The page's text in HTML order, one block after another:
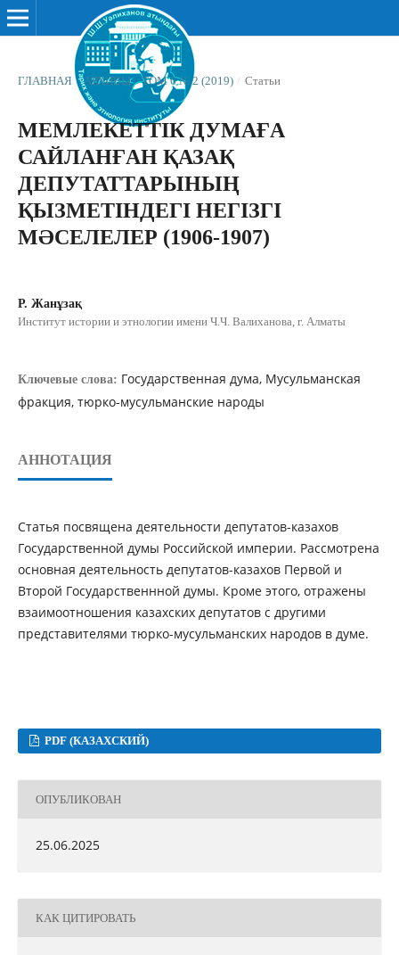
ГЛАВНАЯ / АРХИВЫ / ТОМ 6 № 2 (2019) / Статьи
МЕМЛЕКЕТТІК ДУМАҒА
САЙЛАНҒАН ҚАЗАҚ
ДЕПУТАТТАРЫНЫҢ
ҚЫЗМЕТІНДЕГІ НЕГІЗГІ
МƏСЕЛЕЛЕР (1906-1907)
Р. Жанұзақ
Институт истории и этнологии имени Ч.Ч. Валиханова, г. Алматы
Ключевые слова: Государственная дума, Мусульманская
фракция, тюрко-мусульманские народы
АННОТАЦИЯ
Статья посвящена деятельности депутатов-казахов
Государственной думы Российской империи. Рассмотрена
основная деятельность депутатов-казахов Первой и
Второй Государственнной думы. Кроме этого, отражены
взаимоотношения казахских депутатов с другими
представителями тюрко-мусульманских народов в думе.
PDF (КАЗАХСКИЙ)
ОПУБЛИКОВАН
25.06.2025
КАК ЦИТИРОВАТЬ